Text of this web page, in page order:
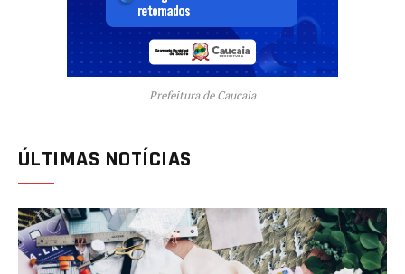
Prefeitura de Caucaia
ÚLTIMAS NOTÍCIAS